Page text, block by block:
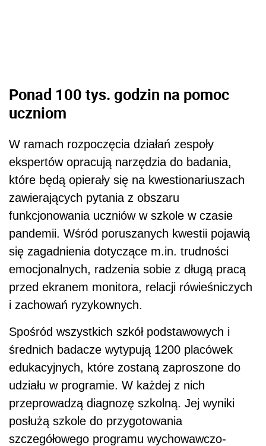
Ponad 100 tys. godzin na pomoc
uczniom
W ramach rozpoczęcia działań zespoły
ekspertów opracują narzędzia do badania,
które będą opierały się na kwestionariuszach
zawierających pytania z obszaru
funkcjonowania uczniów w szkole w czasie
pandemii. Wśród poruszanych kwestii pojawią
się zagadnienia dotyczące m.in. trudności
emocjonalnych, radzenia sobie z długą pracą
przed ekranem monitora, relacji rówieśniczych
i zachowań ryzykownych.
Spośród wszystkich szkół podstawowych i
średnich badacze wytypują 1200 placówek
edukacyjnych, które zostaną zaproszone do
udziału w programie. W każdej z nich
przeprowadzą diagnozę szkolną. Jej wyniki
posłużą szkole do przygotowania
szczegółowego programu wychowawczo-